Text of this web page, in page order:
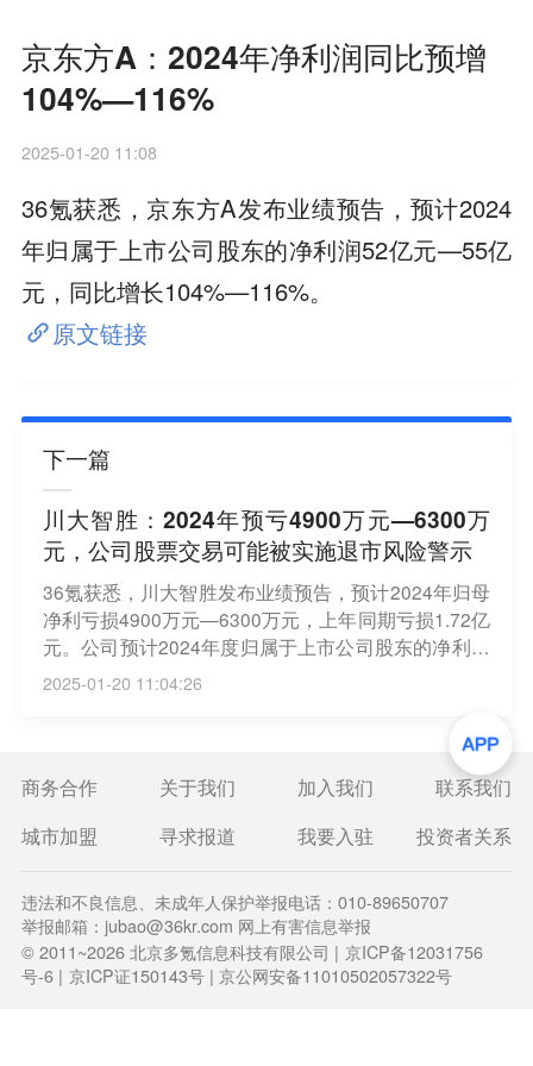
京东方A：2024年净利润同比预增
104%—116%
2025-01-20 11:08
36氪获悉，京东方A发布业绩预告，预计2024
年归属于上市公司股东的净利润52亿元—55亿
元，同比增长104%—116%。
原文链接
下一篇
川大智胜：2024年预亏4900万元—6300万
元，公司股票交易可能被实施退市风险警示
36氪获悉，川大智胜发布业绩预告，预计2024年归母
净利亏损4900万元—6300万元，上年同期亏损1.72亿
元。公司预计2024年度归属于上市公司股东的净利润
为负值，且扣除与主营业务无关的业务收入和不具备
规定，在披露2024年度报告后，公司股票交易可能被
实施退市风险警示（股票简称前冠以“*ST”字样）。
2025-01-20 11:04:26
商务合作 关于我们 加入我们
联系我们
城市加盟
寻求报道 我要入驻 投资者关系
违法和不良信息、未成年人保护举报电话：010-89650707
举报邮箱：jubao@36kr.com 网上有害信息举报
© 2011~2026北京多氪信息科技有限公司 | 京ICP备12031756
号-6 | 京ICP证150143号 | 京公网安备11010502057322号